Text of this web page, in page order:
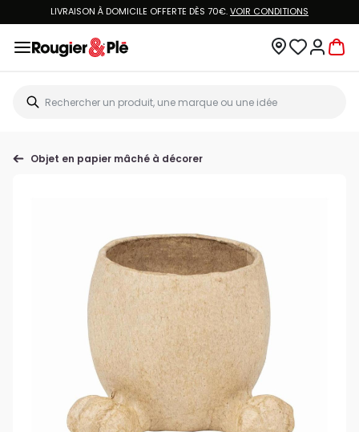
LIVRAISON À DOMICILE OFFERTE DÈS 70€.VOIR CONDITIONS
Objet en papier mâché à décorer